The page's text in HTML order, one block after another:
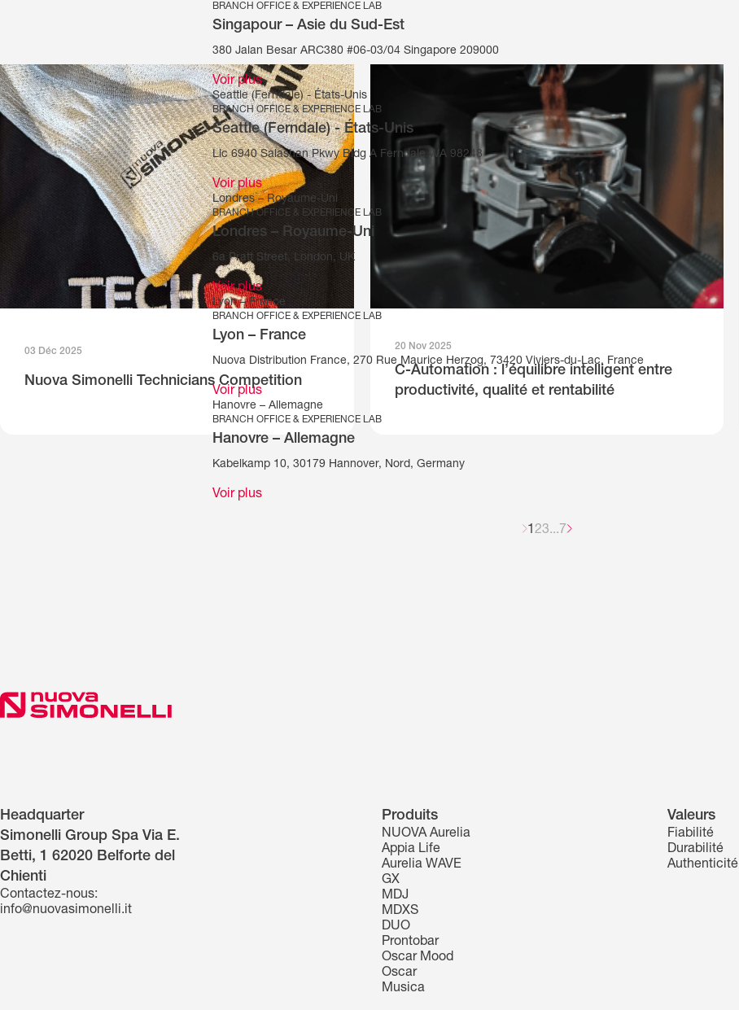
BRANCH OFFICE & EXPERIENCE LAB
Singapour – Asie du Sud-Est
380 Jalan Besar ARC380 #06-03/04 Singapore 209000
Voir plus
Seattle (Ferndale) - États-Unis
BRANCH OFFICE & EXPERIENCE LAB
Seattle (Ferndale) - États-Unis
Llc 6940 Salashan Pkwy Bldg A Ferndale WA 98248
Voir plus
Londres – Royaume-Uni
BRANCH OFFICE & EXPERIENCE LAB
Londres – Royaume-Uni
6a Pratt Street, London, UK
Voir plus
Lyon – France
BRANCH OFFICE & EXPERIENCE LAB
Lyon – France
Nuova Distribution France, 270 Rue Maurice Herzog, 73420 Viviers-du-Lac, France
Voir plus
Hanovre – Allemagne
BRANCH OFFICE & EXPERIENCE LAB
Hanovre – Allemagne
Kabelkamp 10, 30179 Hannover, Nord, Germany
Voir plus
03 Déc 2025
Nuova Simonelli Technicians Competition
20 Nov 2025
C-Automation : l’équilibre intelligent entre
productivité, qualité et rentabilité
123...7
Headquarter
Simonelli Group Spa Via E.
Betti, 1 62020 Belforte del
Chienti
Contactez-nous:
info@nuovasimonelli.it
Produits
NUOVA Aurelia
Appia Life
Aurelia WAVE
GX
MDJ
MDXS
DUO
Prontobar
Oscar Mood
Oscar
Musica
Valeurs
Fiabilité
Durabilité
Authenticité